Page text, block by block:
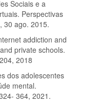
Sociais e a
Perspectivas
30 ago. 2015.
addiction and
private schools.
2018
dos adolescentes
mental.
364, 2021.